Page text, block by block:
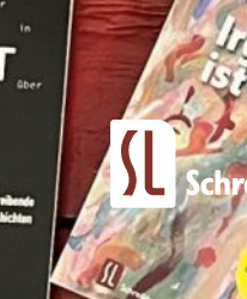
Zum Hauptinhalt springen